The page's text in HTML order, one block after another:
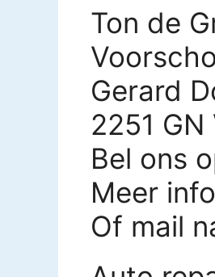
Ton de
Gerard
2251
Bel ons
Meer
Of mail